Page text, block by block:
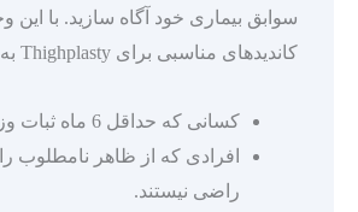
سوابق بیماری خود آگاه سازید. با این
کاندیدهای مناسبی برای Thighplasty به حساب می‌آیند:
کسانی که حداقل 6 ماه ثبات وزنی داشته‌اند.
افرادی که از ظاهر نامطلوب
راضی نیستند.